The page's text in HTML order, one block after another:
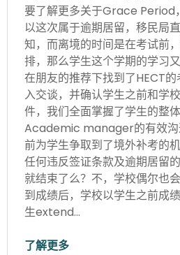
要了解更多关于Grace Period
以这次属于逾期居留，移民局
知，而离境的时间是在考试前
排，那么学生这个学期的学习
在朋友的推荐下找到了HECT
入交谈，并确认学生之前和学
件，我们全面掌握了学生的整
Academic manager的有效沟
前为学生争取到了境外补考的
任何违反签证条款及逾期居留
就结束了么？不，学校偶尔也
到成绩后，学校以学生之前成
生extend…
了解更多